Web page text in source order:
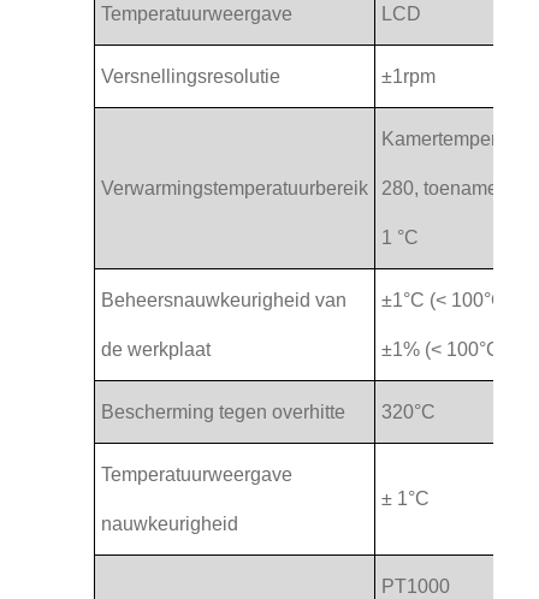
Temperatuurweergave LCD
Versnellingsresolutie ±1rpm
Verwarmingstemperatuurbereik
Kamertemperatuur
280, toename van
1 °C
Beheersnauwkeurigheid van
de werkplaat
±1°C (< 100°C)
±1% (< 100°C)
Bescherming tegen overhitte 320°C
Temperatuurweergave
nauwkeurigheid
± 1°C
PT1000